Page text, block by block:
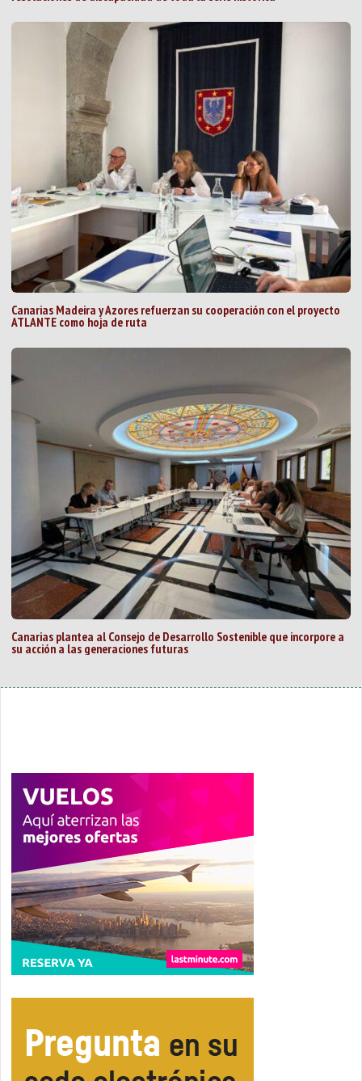
Canarias Madeira y Azores refuerzan su cooperación con el proyecto
ATLANTE como hoja de ruta
Canarias plantea al Consejo de Desarrollo Sostenible que incorpore a
su acción a las generaciones futuras